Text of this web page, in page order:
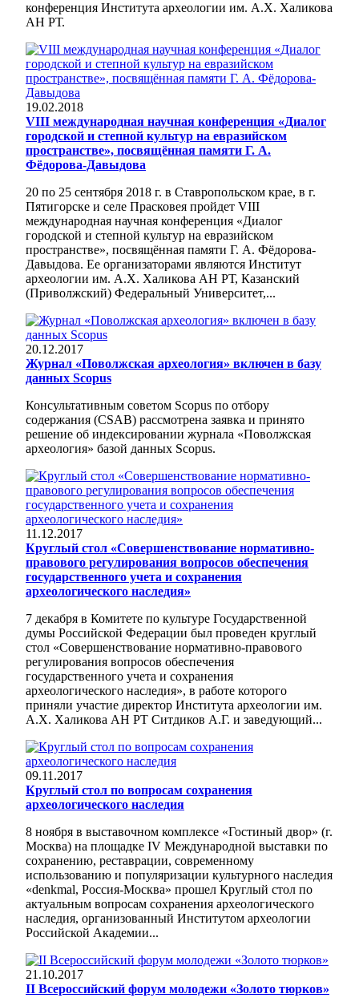
конференция Института археологии им. А.Х. Халикова
АН РТ.
19.02.2018
VIII международная научная конференция «Диалог
городской и степной культур на евразийском
пространстве», посвящённая памяти Г. А.
Фёдорова-Давыдова
20 по 25 сентября 2018 г. в Ставропольском крае, в г.
Пятигорске и селе Прасковея пройдет VIII
международная научная конференция «Диалог
городской и степной культур на евразийском
пространстве», посвящённая памяти Г. А. Фёдорова-
Давыдова. Ее организаторами являются Институт
археологии им. А.Х. Халикова АН РТ, Казанский
(Приволжский) Федеральный Университет,...
20.12.2017
Журнал «Поволжская археология» включен в базу
данных Scopus
Консультативным советом Scopus по отбору
содержания (CSAB) рассмотрена заявка и принято
решение об индексировании журнала «Поволжская
археология» базой данных Scopus.
11.12.2017
Круглый стол «Совершенствование нормативно-
правового регулирования вопросов обеспечения
государственного учета и сохранения
археологического наследия»
7 декабря в Комитете по культуре Государственной
думы Российской Федерации был проведен круглый
стол «Совершенствование нормативно-правового
регулирования вопросов обеспечения
государственного учета и сохранения
археологического наследия», в работе которого
приняли участие директор Института археологии им.
А.Х. Халикова АН РТ Ситдиков А.Г. и заведующий...
09.11.2017
Круглый стол по вопросам сохранения
археологического наследия
8 ноября в выставочном комплексе «Гостиный двор» (г.
Москва) на площадке IV Международной выставки по
сохранению, реставрации, современному
использованию и популяризации культурного наследия
«denkmal, Россия-Москва» прошел Круглый стол по
актуальным вопросам сохранения археологического
наследия, организованный Институтом археологии
Российской Академии...
21.10.2017
II Всероссийский форум молодежи «Золото тюрков»